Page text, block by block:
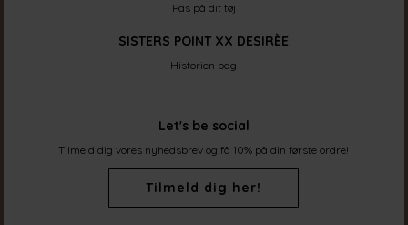
Pas på dit tøj
SISTERS POINT XX DESIRÈE
Historien bag
Let's be social
Tilmeld dig vores nyhedsbrev og få 10% på din første ordre!
Tilmeld dig her!